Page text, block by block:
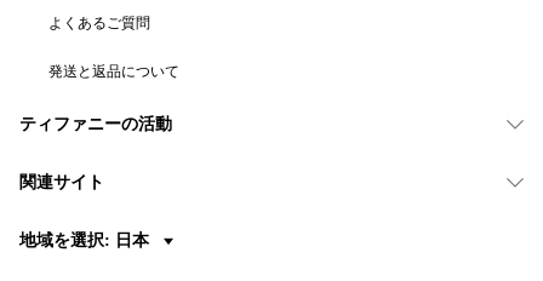
よくあるご質問
発送と返品について
ティファニーの活動
関連サイト
地域を選択: 日本